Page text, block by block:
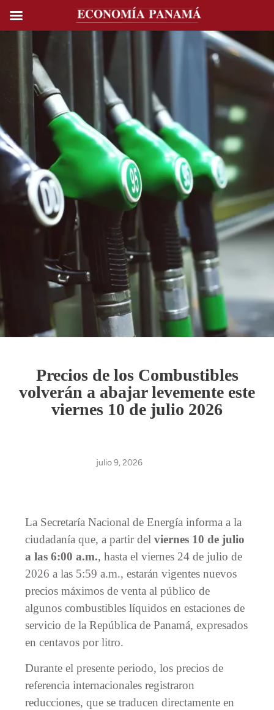
Precios de los Combustibles
volverán a abajar levemente este
viernes 10 de julio 2026
julio 9, 2026
La Secretaría Nacional de Energía informa a la
ciudadanía que, a partir del viernes 10 de julio
a las 6:00 a.m., hasta el viernes 24 de julio de
2026 a las 5:59 a.m., estarán vigentes nuevos
precios máximos de venta al público de
algunos combustibles líquidos en estaciones de
servicio de la República de Panamá, expresados
en centavos por litro.
Durante el presente periodo, los precios de
referencia internacionales registraron
reducciones, que se traducen directamente en